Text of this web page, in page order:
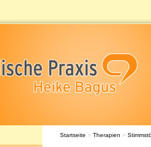
Startseite > Therapien >